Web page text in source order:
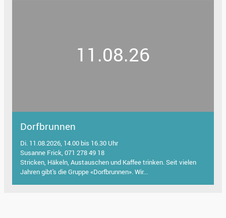
11.08.26
Dorfbrunnen
Di. 11.08.2026, 14.00 bis 16.30 Uhr
Susanne Frick, 071 278 49 18
Stricken, Häkeln, Austauschen und Kaffee trinken. Seit vielen
Jahren gibt's die Gruppe «Dorfbrunnen». Wir...